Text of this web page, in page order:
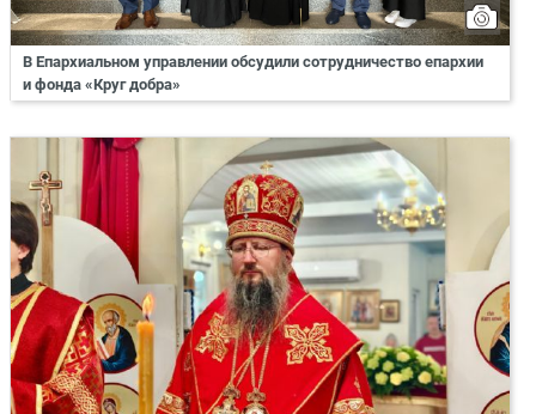
В Епархиальном управлении обсудили сотрудничество епархии
и фонда «Круг добра»